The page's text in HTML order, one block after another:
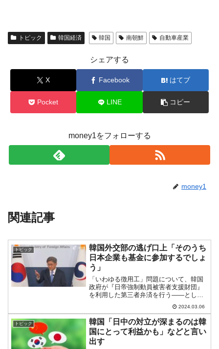
トピック 韓国経済 韓国 南朝鮮 自動車産業
シェアする
X Facebook はてブ
Pocket LINE コピー
money1をフォローする
money1
関連記事
トピック
韓国外交部の逃げ口上「そのうち
日本企業も基金に参加するでしょ
う」
「いわゆる徴用工」問題について、韓国
政府が『日帝強制動員被害者支援財団』
を利用した第三者弁済を行う――として1
年たちました。1965年の日韓請求権協定
によって、日本の朝鮮半島に対する債務
は全てなくなりました。従って、韓国司
法がいかなる国際法...
2024.03.06
トピック
韓国「日中の対立が深まるのは韓
国にとって利益かも」などと言い
出す